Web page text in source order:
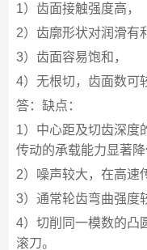
1）齿面接触强度高，
2）齿廓形状对润滑有
3）齿面容易饱和，
4）无根切，齿面数可
答：缺点：
1）中心距及切齿深度
传动的承载能力显著降
2）噪声较大，在高速
3）通常轮齿弯曲强度
4）切削同一模数的凸
滚刀。